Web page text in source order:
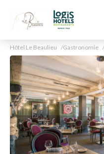
Hôtel Le Beaulieu Gastronomie